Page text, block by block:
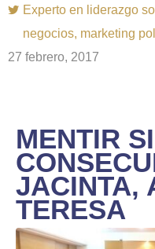
Experto en liderazgo
negocios, marketing
27 febrero, 2017
MENTIR
JACINTA,
TERESA